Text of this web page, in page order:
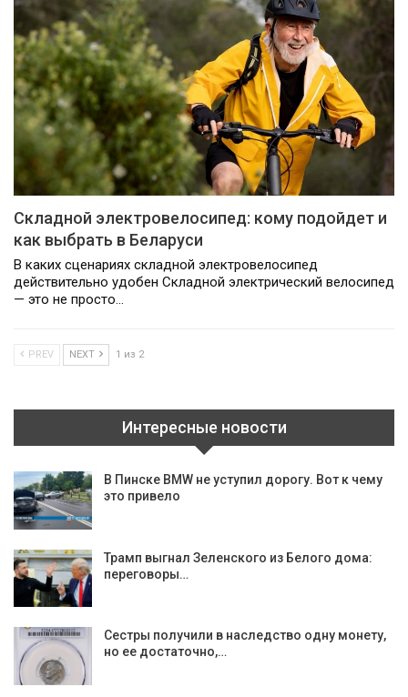
Складной электровелосипед: кому подойдет и
как выбрать в Беларуси
В каких сценариях складной электровелосипед
действительно удобен Складной электрический велосипед
— это не просто…
PREV NEXT 1 из 2
Интересные новости
В Пинске BMW не уступил дорогу. Вот к чему
это привело
Трамп выгнал Зеленского из Белого дома:
переговоры…
Сестры получили в наследство одну монету,
но ее достаточно,…